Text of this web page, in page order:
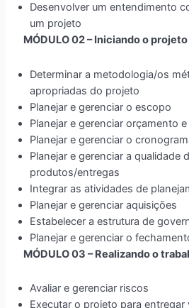
Desenvolver um entendimento
um projeto
MÓDULO 02 – Iniciando o projeto
Determinar a metodologia/os
apropriadas do projeto
Planejar e gerenciar o escopo
Planejar e gerenciar orçamento
Planejar e gerenciar o
Planejar e gerenciar a qualidade
produtos/entregas
Integrar as atividades de
Planejar e gerenciar aquisições
Estabelecer a estrutura de
Planejar e gerenciar o
MÓDULO 03 – Realizando o
Avaliar e gerenciar riscos
Executar o projeto para entregar